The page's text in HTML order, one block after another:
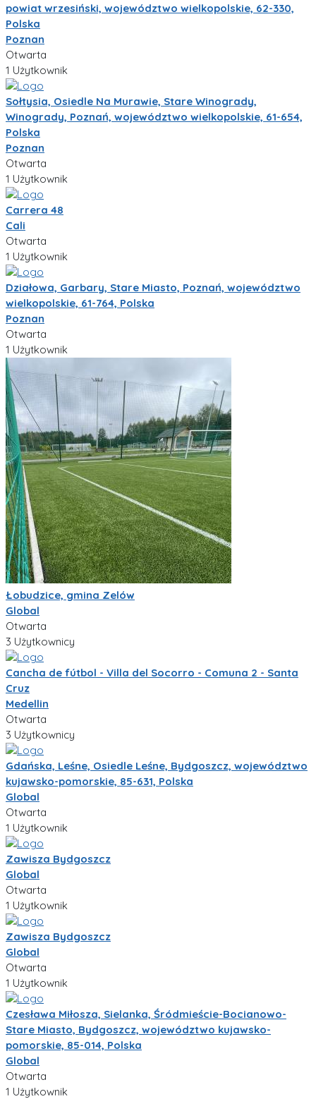
powiat wrzesiński, województwo wielkopolskie, 62-330,
Polska
Poznan
Otwarta
1 Użytkownik
Sołtysia, Osiedle Na Murawie, Stare Winogrady,
Winogrady, Poznań, województwo wielkopolskie, 61-654,
Polska
Poznan
Otwarta
1 Użytkownik
Carrera 48
Cali
Otwarta
1 Użytkownik
Działowa, Garbary, Stare Miasto, Poznań, województwo
wielkopolskie, 61-764, Polska
Poznan
Otwarta
1 Użytkownik
Łobudzice, gmina Zelów
Global
Otwarta
3 Użytkownicy
Cancha de fútbol - Villa del Socorro - Comuna 2 - Santa
Cruz
Medellin
Otwarta
3 Użytkownicy
Gdańska, Leśne, Osiedle Leśne, Bydgoszcz, województwo
kujawsko-pomorskie, 85-631, Polska
Global
Otwarta
1 Użytkownik
Zawisza Bydgoszcz
Global
Otwarta
1 Użytkownik
Zawisza Bydgoszcz
Global
Otwarta
1 Użytkownik
Czesława Miłosza, Sielanka, Śródmieście-Bocianowo-
Stare Miasto, Bydgoszcz, województwo kujawsko-
pomorskie, 85-014, Polska
Global
Otwarta
1 Użytkownik